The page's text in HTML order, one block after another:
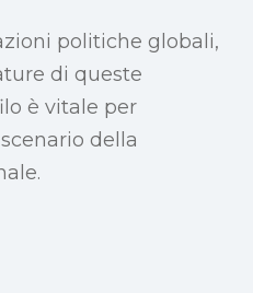
politiche globali,
di queste
è vitale per
della